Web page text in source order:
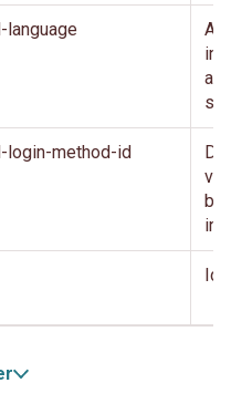
login-method-id